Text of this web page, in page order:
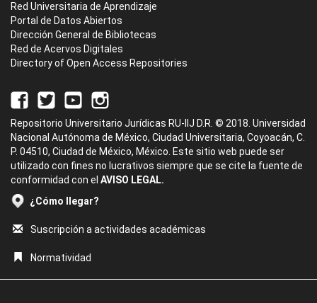
Red Universitaria de Aprendizaje
Portal de Datos Abiertos
Dirección General de Bibliotecas
Red de Acervos Digitales
Directory of Open Access Repositories
Repositorio Universitario Jurídicas RU-IIJ D.R. © 2018. Universidad
Nacional Autónoma de México, Ciudad Universitaria, Coyoacán, C.
P. 04510, Ciudad de México, México. Este sitio web puede ser
utilizado con fines no lucrativos siempre que se cite la fuente de
conformidad con el AVISO LEGAL.
¿Cómo llegar?
Suscripción a actividades académicas
Normatividad